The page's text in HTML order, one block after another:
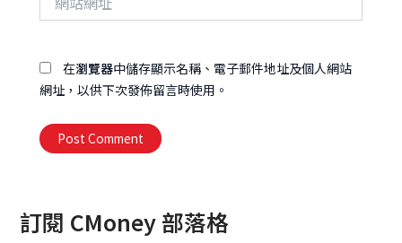
在瀏覽器中儲存顯示名稱、電子郵件地址及個人網站
網址，以供下次發佈留言時使用。
訂閱 CMoney 部落格